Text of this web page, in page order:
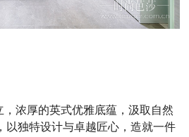
浓厚的英式优雅底蕴，汲取自然
以独特设计与卓越匠心，造就一件